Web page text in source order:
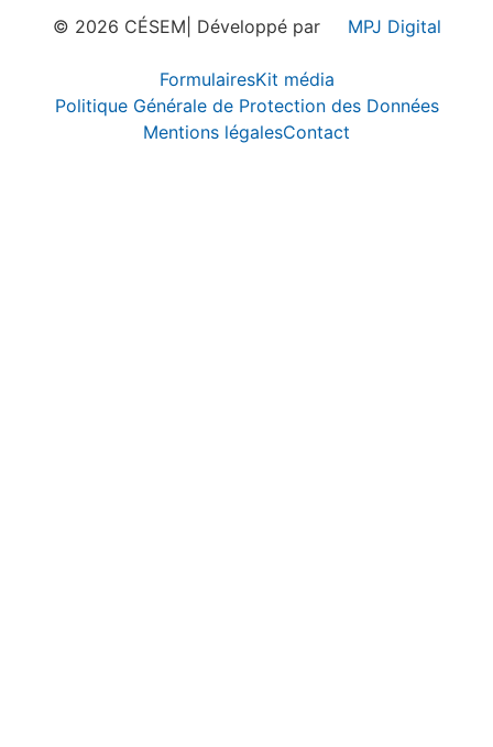
© 2026 CÉSEM | Développé par MPJ Digital
FormulairesKit média
Politique Générale de Protection des Données
Mentions légalesContact